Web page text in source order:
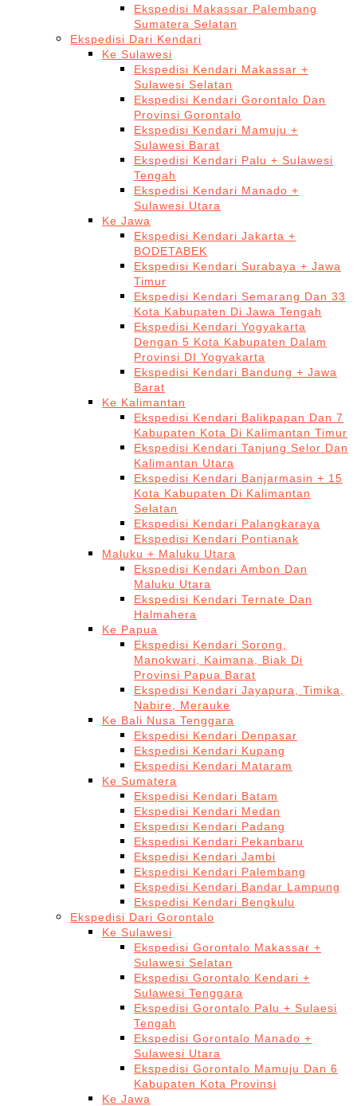
Ekspedisi Makassar Palembang
Sumatera Selatan
Ekspedisi Dari Kendari
Ke Sulawesi
Ekspedisi Kendari Makassar +
Sulawesi Selatan
Ekspedisi Kendari Gorontalo Dan
Provinsi Gorontalo
Ekspedisi Kendari Mamuju +
Sulawesi Barat
Ekspedisi Kendari Palu + Sulawesi
Tengah
Ekspedisi Kendari Manado +
Sulawesi Utara
Ke Jawa
Ekspedisi Kendari Jakarta +
BODETABEK
Ekspedisi Kendari Surabaya + Jawa
Timur
Ekspedisi Kendari Semarang Dan 33
Kota Kabupaten Di Jawa Tengah
Ekspedisi Kendari Yogyakarta
Dengan 5 Kota Kabupaten Dalam
Provinsi DI Yogyakarta
Ekspedisi Kendari Bandung + Jawa
Barat
Ke Kalimantan
Ekspedisi Kendari Balikpapan Dan 7
Kabupaten Kota Di Kalimantan Timur
Ekspedisi Kendari Tanjung Selor Dan
Kalimantan Utara
Ekspedisi Kendari Banjarmasin + 15
Kota Kabupaten Di Kalimantan
Selatan
Ekspedisi Kendari Palangkaraya
Ekspedisi Kendari Pontianak
Maluku + Maluku Utara
Ekspedisi Kendari Ambon Dan
Maluku Utara
Ekspedisi Kendari Ternate Dan
Halmahera
Ke Papua
Ekspedisi Kendari Sorong,
Manokwari, Kaimana, Biak Di
Provinsi Papua Barat
Ekspedisi Kendari Jayapura, Timika,
Nabire, Merauke
Ke Bali Nusa Tenggara
Ekspedisi Kendari Denpasar
Ekspedisi Kendari Kupang
Ekspedisi Kendari Mataram
Ke Sumatera
Ekspedisi Kendari Batam
Ekspedisi Kendari Medan
Ekspedisi Kendari Padang
Ekspedisi Kendari Pekanbaru
Ekspedisi Kendari Jambi
Ekspedisi Kendari Palembang
Ekspedisi Kendari Bandar Lampung
Ekspedisi Kendari Bengkulu
Ekspedisi Dari Gorontalo
Ke Sulawesi
Ekspedisi Gorontalo Makassar +
Sulawesi Selatan
Ekspedisi Gorontalo Kendari +
Sulawesi Tenggara
Ekspedisi Gorontalo Palu + Sulaesi
Tengah
Ekspedisi Gorontalo Manado +
Sulawesi Utara
Ekspedisi Gorontalo Mamuju Dan 6
Kabupaten Kota Provinsi
Ke Jawa